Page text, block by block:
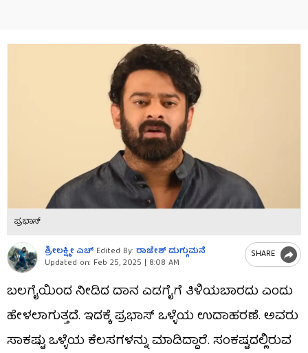
ಪ್ರಭಾಸ್
ಶ್ರೀಲಕ್ಷ್ಮೀ ಎಚ್ Edited By: ರಾಜೇಶ್ ದುಗ್ಗುಮನೆ
Updated on: Feb 25, 2025 | 8:08 AM
SHARE
ಬಲಗೈಯಿಂದ ನೀಡಿದ ದಾನ ಎಡಗೈಗೆ ತಿಳಿಯಬಾರದು ಎಂದು
ಹೇಳಲಾಗುತ್ತದೆ. ಇದಕ್ಕೆ ಪ್ರಭಾಸ್ ಒಳ್ಳೆಯ ಉದಾಹರಣೆ. ಅವರು
ಸಾಕಷ್ಟು ಒಳ್ಳೆಯ ಕೆಲಸಗಳನ್ನು ಮಾಡಿದ್ದಾರೆ. ಸಂಕಷ್ಟದಲ್ಲಿರುವ